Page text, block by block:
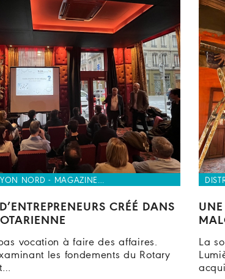
NORD - MAGAZINE…
CRÉÉ DANS
vocation à faire des affaires.
les fondements du Rotary
La